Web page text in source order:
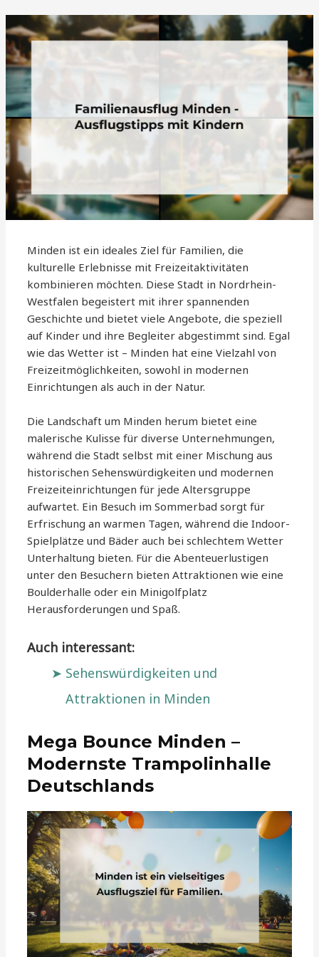
Minden ist ein ideales Ziel für Familien, die
kulturelle Erlebnisse mit Freizeitaktivitäten
kombinieren möchten. Diese Stadt in Nordrhein-
Westfalen begeistert mit ihrer spannenden
Geschichte und bietet viele Angebote, die speziell
auf Kinder und ihre Begleiter abgestimmt sind. Egal
wie das Wetter ist – Minden hat eine Vielzahl von
Freizeitmöglichkeiten, sowohl in modernen
Einrichtungen als auch in der Natur.
Die Landschaft um Minden herum bietet eine
malerische Kulisse für diverse Unternehmungen,
während die Stadt selbst mit einer Mischung aus
historischen Sehenswürdigkeiten und modernen
Freizeiteinrichtungen für jede Altersgruppe
aufwartet. Ein Besuch im Sommerbad sorgt für
Erfrischung an warmen Tagen, während die Indoor-
Spielplätze und Bäder auch bei schlechtem Wetter
Unterhaltung bieten. Für die Abenteuerlustigen
unter den Besuchern bieten Attraktionen wie eine
Boulderhalle oder ein Minigolfplatz
Herausforderungen und Spaß.
Auch interessant:
Sehenswürdigkeiten und
Attraktionen in Minden
Mega Bounce Minden –
Modernste Trampolinhalle
Deutschlands